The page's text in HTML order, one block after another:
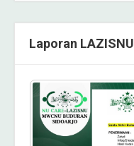
Laporan LAZISNU